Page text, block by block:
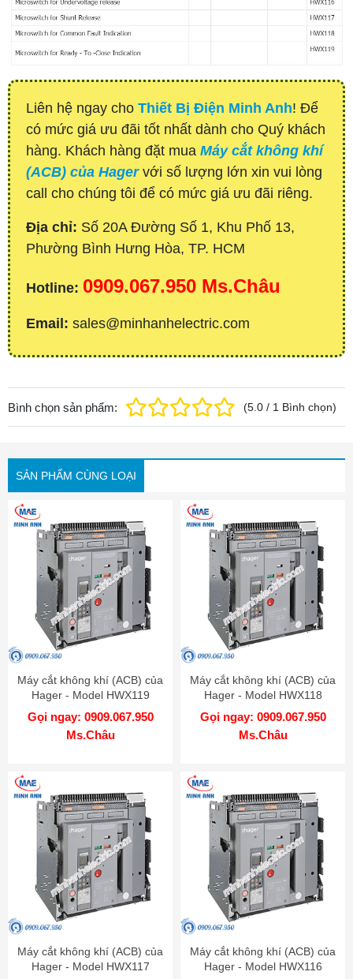
Liên hệ ngay cho Thiết Bị Điện Minh Anh! Để
có mức giá ưu đãi tốt nhất dành cho Quý khách
hàng. Khách hàng đặt mua Máy cắt không khí
(ACB) của Hagervới số lượng lớn xin vui lòng
call cho chúng tôi để có mức giá ưu đãi riêng.
Địa chỉ: Số 20A Đường Số 1, Khu Phố 13,
Phường Bình Hưng Hòa, TP. HCM
Hotline: 0909.067.950 Ms.Châu
Email: sales@minhanhelectric.com
Bình chọn sản phẩm: (5.0 / 1 Bình chọn)
SẢN PHẨM CÙNG LOẠI
Máy cắt không khí (ACB) của
Hager - Model HWX119
Gọi ngay: 0909.067.950
Ms.Châu
Máy cắt không khí (ACB) của
Hager - Model HWX118
Gọi ngay: 0909.067.950
Ms.Châu
Máy cắt không khí (ACB) của
Hager - Model HWX117
Máy cắt không khí (ACB) của
Hager - Model HWX116